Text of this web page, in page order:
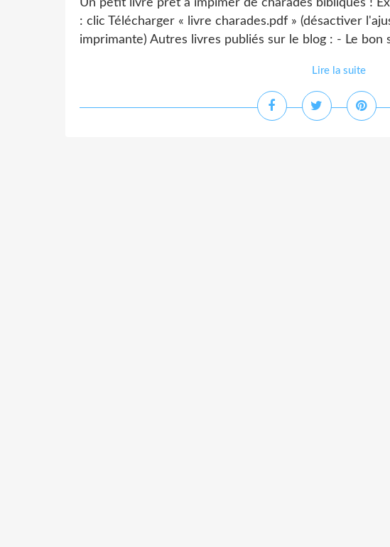
Un petit livre prêt à impimer de charades bibliques !
: clic Télécharger « livre charades.pdf » (désactiver
imprimante) Autres livres publiés sur le blog : - Le bon
Lire la suite